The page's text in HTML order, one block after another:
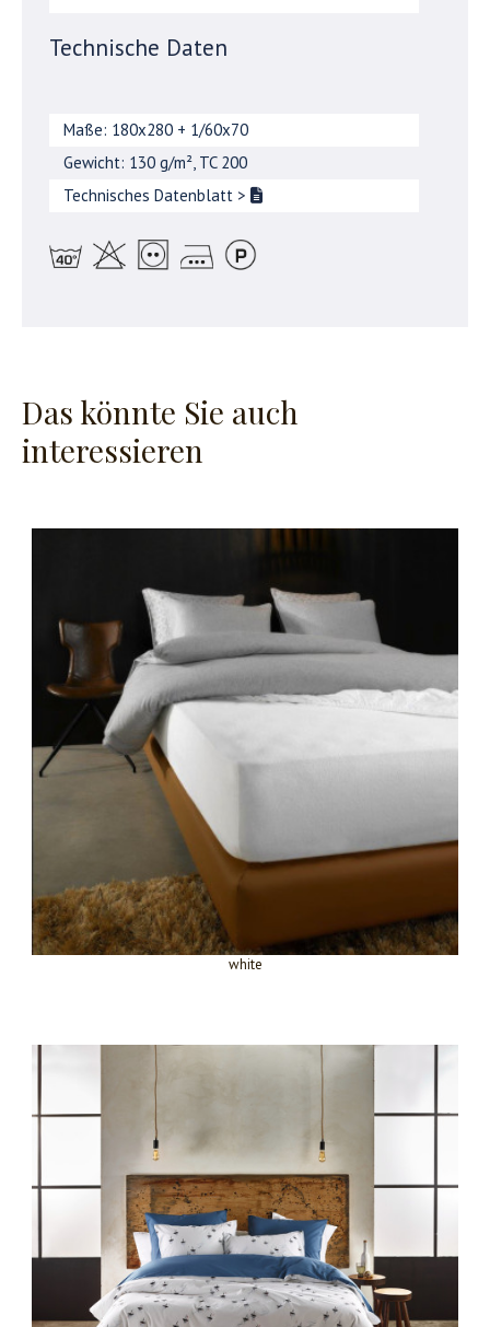
Technische Daten
Maße: 180x280 + 1/60x70
Gewicht: 130 g/m², TC 200
Technisches Datenblatt >
Das könnte Sie auch
interessieren
white